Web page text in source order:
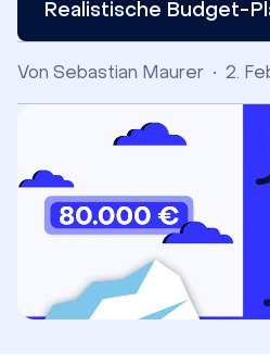
Realistische Budget-
Von Sebastian Maurer • 2.